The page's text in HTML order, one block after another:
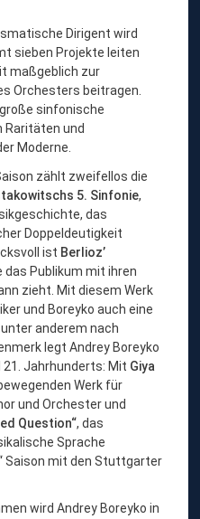
Dirigent wird
sieben Projekte leiten
maßgeblich zur
Orchesters beitragen.
sinfonische
Raritäten und
Moderne.
zählt zweifellos die
5. Sinfonie,
das
Doppeldeutigkeit
ist Berlioz’
das Publikum mit ihren
zieht. Mit diesem Werk
und Boreyko auch eine
anderem nach
legt Andrey Boreyko
Jahrhunderts: Mit Giya
Werk für
und Orchester und
Question“, das
Sprache
Saison mit den Stuttgarter
wird Andrey Boreyko in